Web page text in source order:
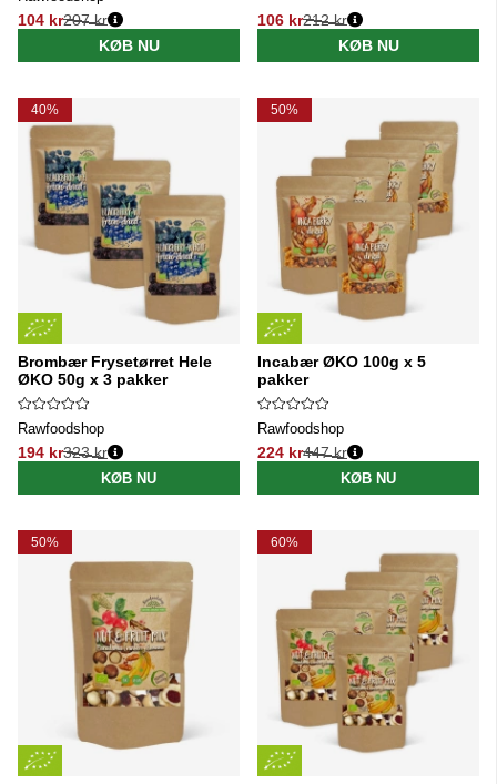
104 kr
Normalpris:
207 kr
KØB NU
106 kr
Normalpris:
212 kr
KØB NU
40%
Brombær Frysetørret Hele
ØKO 50g x 3 pakker
Rawfoodshop
194 kr
Normalpris:
323 kr
KØB NU
50%
Incabær ØKO 100g x 5
pakker
Rawfoodshop
224 kr
Normalpris:
447 kr
KØB NU
50% 60%